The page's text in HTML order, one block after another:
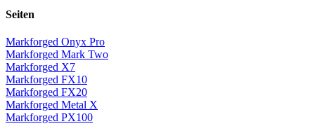
Seiten
Markforged Onyx Pro
Markforged Mark Two
Markforged X7
Markforged FX10
Markforged FX20
Markforged Metal X
Markforged PX100